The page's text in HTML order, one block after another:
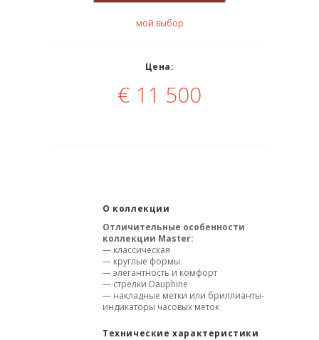
мой выбор
Цена:
€ 11 500
О коллекции
Отличительные особенности
коллекции Master:
— классическая
— круглые формы
— элегантность и комфорт
— стрелки Dauphine
— накладные метки или бриллианты-
индикаторы часовых меток
Технические характеристики